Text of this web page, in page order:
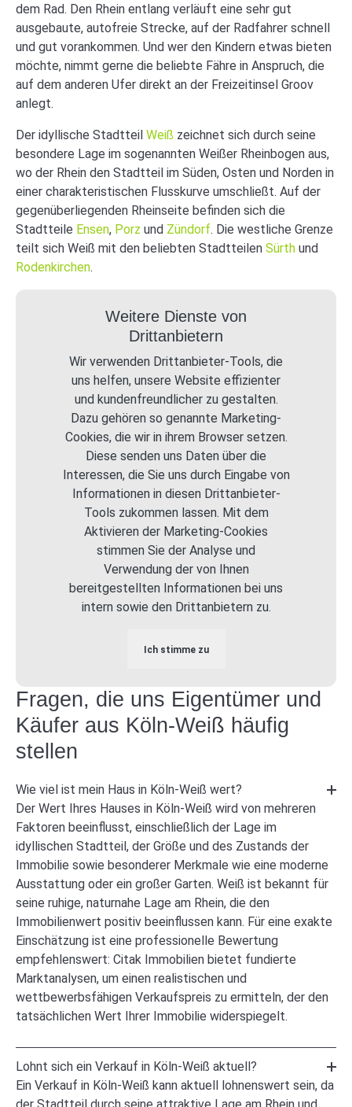
dem Rad. Den Rhein entlang verläuft eine sehr gut
ausgebaute, autofreie Strecke, auf der Radfahrer schnell
und gut vorankommen. Und wer den Kindern etwas bieten
möchte, nimmt gerne die beliebte Fähre in Anspruch, die
auf dem anderen Ufer direkt an der Freizeitinsel Groov
anlegt.
Der idyllische Stadtteil Weiß zeichnet sich durch seine
besondere Lage im sogenannten Weißer Rheinbogen aus,
wo der Rhein den Stadtteil im Süden, Osten und Norden in
einer charakteristischen Flusskurve umschließt. Auf der
gegenüberliegenden Rheinseite befinden sich die
Stadtteile Ensen, Porz und Zündorf. Die westliche Grenze
teilt sich Weiß mit den beliebten Stadtteilen Sürth und
Rodenkirchen.
Weitere Dienste von
Drittanbietern
Wir verwenden Drittanbieter-Tools, die
uns helfen, unsere Website effizienter
und kundenfreundlicher zu gestalten.
Dazu gehören so genannte Marketing-
Cookies, die wir in ihrem Browser setzen.
Diese senden uns Daten über die
Interessen, die Sie uns durch Eingabe von
Informationen in diesen Drittanbieter-
Tools zukommen lassen. Mit dem
Aktivieren der Marketing-Cookies
stimmen Sie der Analyse und
Verwendung der von Ihnen
bereitgestellten Informationen bei uns
intern sowie den Drittanbietern zu.
Ich stimme zu
Fragen, die uns Eigentümer und
Käufer aus Köln-Weiß häufig
stellen
Wie viel ist mein Haus in Köln-Weiß wert?
Der Wert Ihres Hauses in Köln-Weiß wird von mehreren
Faktoren beeinflusst, einschließlich der Lage im
idyllischen Stadtteil, der Größe und des Zustands der
Immobilie sowie besonderer Merkmale wie eine moderne
Ausstattung oder ein großer Garten. Weiß ist bekannt für
seine ruhige, naturnahe Lage am Rhein, die den
Immobilienwert positiv beeinflussen kann. Für eine exakte
Einschätzung ist eine professionelle Bewertung
empfehlenswert: Citak Immobilien bietet fundierte
Marktanalysen, um einen realistischen und
wettbewerbsfähigen Verkaufspreis zu ermitteln, der den
tatsächlichen Wert Ihrer Immobilie widerspiegelt.
Lohnt sich ein Verkauf in Köln-Weiß aktuell?
Ein Verkauf in Köln-Weiß kann aktuell lohnenswert sein, da